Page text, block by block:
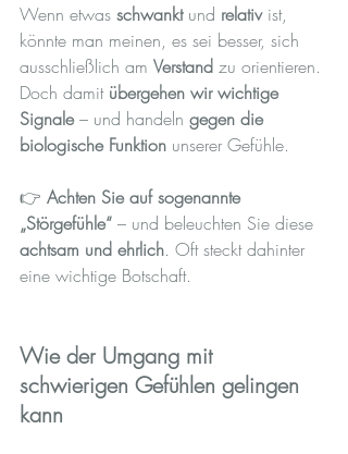
Wenn etwas schwankt und relativ ist,
könnte man meinen, es sei besser, sich
ausschließlich am Verstand zu orientieren.
Doch damit übergehen wir wichtige
Signale – und handeln gegen die
biologische Funktion unserer Gefühle.
👉 Achten Sie auf sogenannte
„Störgefühle“ – und beleuchten Sie diese
achtsam und ehrlich. Oft steckt dahinter
eine wichtige Botschaft.
Wie der Umgang mit
schwierigen Gefühlen gelingen
kann